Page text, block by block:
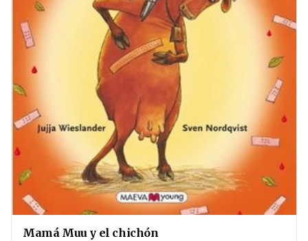
Mamá Muu y el chichón